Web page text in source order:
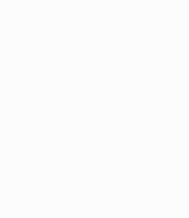
在核心环节——御品轩大师秀
控，到奶油裱花的细腻手法，再
力。过程中，学子们踊跃提问，
自身从业经验逐一解答，为同学